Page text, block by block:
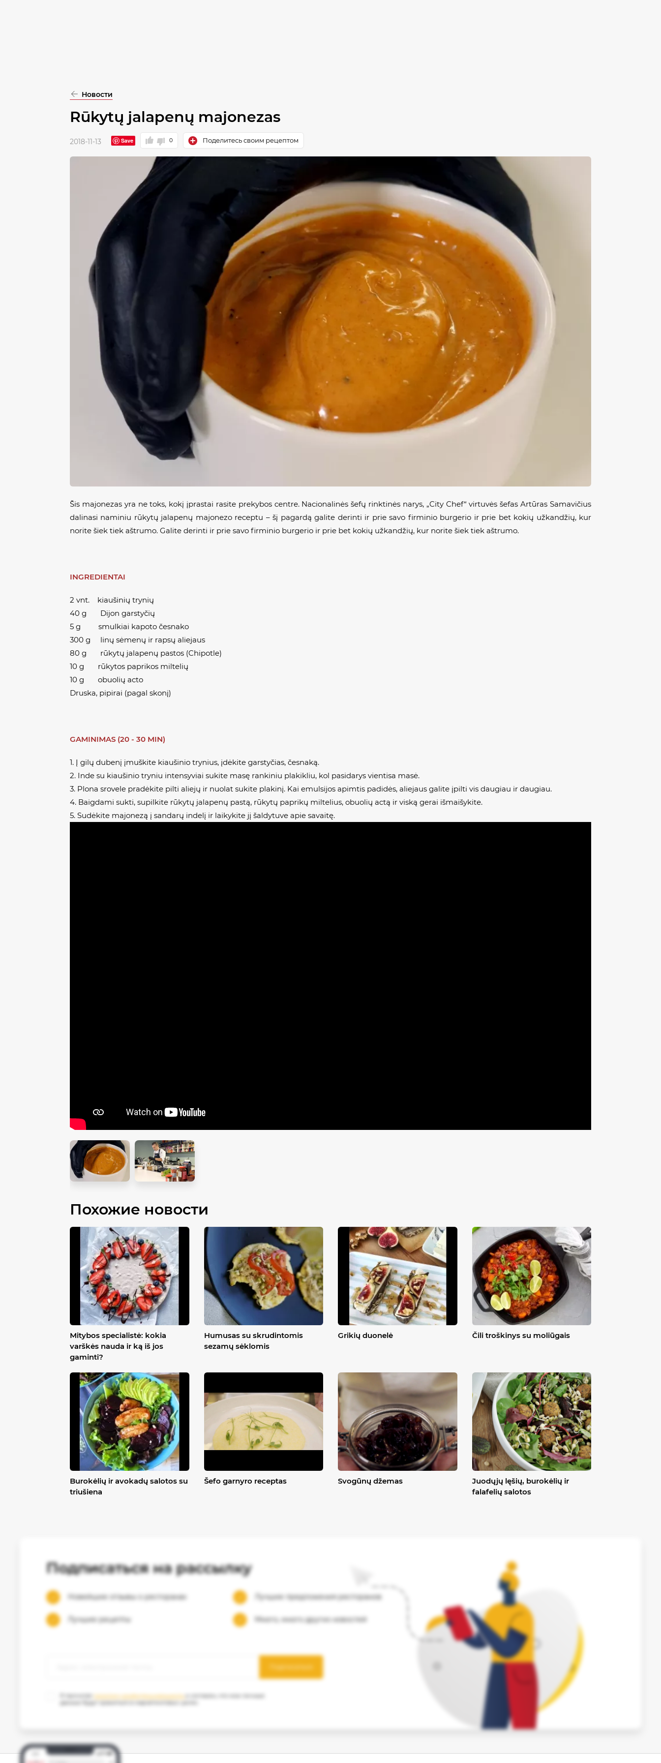
Новости
Rūkytų jalapenų majonezas
2018-11-13 Save 0 Поделитесь своим рецептом
Šis majonezas yra ne toks, kokį įprastai rasite prekybos centre. Nacionalinės šefų rinktinės narys, „City Chef“ virtuvės šefas Artūras Samavičius
dalinasi naminiu rūkytų jalapenų majonezo receptu – šį pagardą galite derinti ir prie savo firminio burgerio ir prie bet kokių užkandžių, kur
norite šiek tiek aštrumo. Galite derinti ir prie savo firminio burgerio ir prie bet kokių užkandžių, kur norite šiek tiek aštrumo.
INGREDIENTAI
2 vnt. kiaušinių trynių
40 g Dijon garstyčių
5 g smulkiai kapoto česnako
300 g linų sėmenų ir rapsų aliejaus
80 g rūkytų jalapenų pastos (Chipotle)
10 g rūkytos paprikos miltelių
10 g obuolių acto
Druska, pipirai (pagal skonį)
GAMINIMAS (20 - 30 MIN)
1. Į gilų dubenį įmuškite kiaušinio trynius, įdėkite garstyčias, česnaką.
2. Inde su kiaušinio tryniu intensyviai sukite masę rankiniu plakikliu, kol pasidarys vientisa masė.
3. Plona srovele pradėkite pilti aliejų ir nuolat sukite plakinį. Kai emulsijos apimtis padidės, aliejaus galite įpilti vis daugiau ir daugiau.
4. Baigdami sukti, supilkite rūkytų jalapenų pastą, rūkytų paprikų miltelius, obuolių actą ir viską gerai išmaišykite.
5. Sudėkite majonezą į sandarų indelį ir laikykite jį šaldytuve apie savaitę.
Похожие новости
Mitybos specialistė: kokia
varškės nauda ir ką iš jos
gaminti?
Humusas su skrudintomis
sezamų sėklomis
Grikių duonelė Čili troškinys su moliūgais
Burokėlių ir avokadų salotos su
triušiena
Šefo garnyro receptas Svogūnų džemas
Juodųjų lęšių, burokėlių ir
falafelių salotos
Подписаться на рассылку
Новейшие отзывы о ресторанах Лучшие предложения ресторанов
Лучшие рецепты Много, много других новостей
Подписаться
Я прочитал политику конфиденциальностии согласен, что мои личные
данные будут храниться в маркетинговых целях.